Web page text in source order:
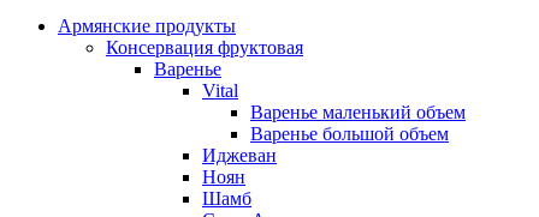
Армянские продукты
Консервация фруктовая
Варенье
Vital
Варенье маленький объем
Варенье большой объем
Иджеван
Ноян
Шамб